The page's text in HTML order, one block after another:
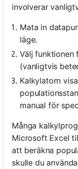
involverar
Mata in
läge.
Välj funktionen
(vanligtvis
Kalkylatorn
manual för
Många
Microsoft Excel
att beräkna
skulle du